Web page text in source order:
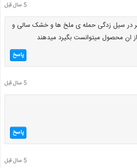
5 سال قبل
اگر در سیل زدگی حمله ی ملخ ها و خشک سالی و
ان محصول میتوانست بگیرد میدهند
پاسخ
5 سال قبل
پاسخ
5 سال قبل